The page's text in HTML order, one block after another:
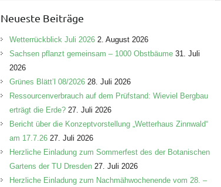
g
o
r
e
n
Neueste Beiträge
Wetterrückblick Juli 2026 2. August 2026
Sachsen pflanzt gemeinsam – 1000 Obstbäume 31. Juli
2026
Grünes Blätt’l 08/2026 28. Juli 2026
Ressourcenverbrauch auf dem Prüfstand: Wieviel Bergbau
erträgt die Erde? 27. Juli 2026
Bericht über die Konzeptvorstellung „Wetterhaus Zinnwald“
am 17.7.26 27. Juli 2026
Herzliche Einladung zum Sommerfest des der Botanischen
Gartens der TU Dresden 27. Juli 2026
Herzliche Einladung zum Nachmähwochenende vom 28. –